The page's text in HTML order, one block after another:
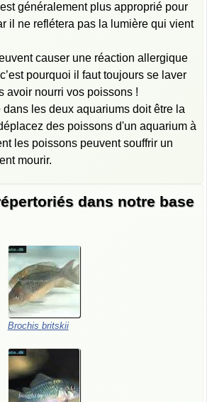
généralement plus approprié pour
il ne reflétera pas la lumière qui vient
causer une réaction allergique
pourquoi il faut toujours se laver
avoir nourri vos poissons !
dans les deux aquariums doit être la
des poissons d'un aquarium à
les poissons peuvent souffrir un
mourir.
dans notre base
Brochis britskii